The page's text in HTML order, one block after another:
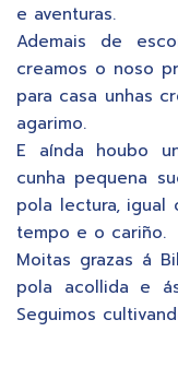
e aventuras.
Ademais de
creamos o noso
para casa unhas
agarimo.
E aínda houbo
cunha pequena
pola lectura, igual
tempo e o cariño.
Moitas grazas á
pola acollida e
Seguimos